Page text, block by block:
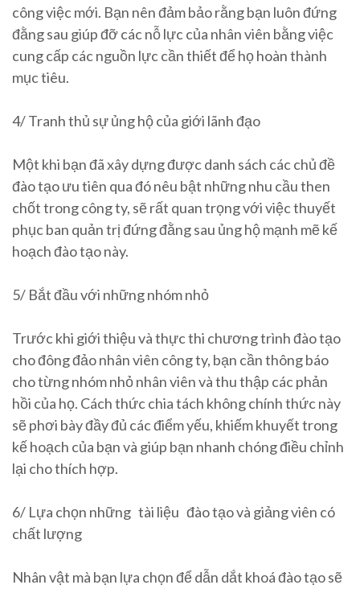
công việc mới. Bạn nên đảm bảo rằng bạn luôn đứng
đằng sau giúp đỡ các nỗ lực của nhân viên bằng việc
cung cấp các nguồn lực cần thiết để họ hoàn thành
mục tiêu.
4/ Tranh thủ sự ủng hộ của giới lãnh đạo
Một khi bạn đã xây dựng được danh sách các chủ đề
đào tạo ưu tiên qua đó nêu bật những nhu cầu then
chốt trong công ty, sẽ rất quan trọng với việc thuyết
phục ban quản trị đứng đằng sau ủng hộ mạnh mẽ kế
hoạch đào tạo này.
5/ Bắt đầu với những nhóm nhỏ
Trước khi giới thiệu và thực thi chương trình đào tạo
cho đông đảo nhân viên công ty, bạn cần thông báo
cho từng nhóm nhỏ nhân viên và thu thập các phản
hồi của họ. Cách thức chia tách không chính thức này
sẽ phơi bày đầy đủ các điểm yếu, khiếm khuyết trong
kế hoạch của bạn và giúp bạn nhanh chóng điều chỉnh
lại cho thích hợp.
6/ Lựa chọn những tài liệu đào tạo và giảng viên có
chất lượng
Nhân vật mà bạn lựa chọn để dẫn dắt khoá đào tạo sẽ